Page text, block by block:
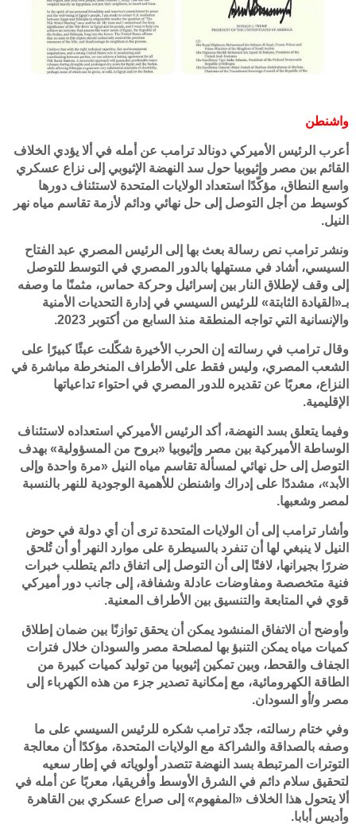
واشنطن
أعرب الرئيس الأميركي دونالد ترامب عن أمله في ألا يؤدي الخلاف
القائم بين مصر وإثيوبيا حول سد النهضة الإثيوبي إلى نزاع عسكري
واسع النطاق، مؤكّدًا استعداد الولايات المتحدة لاستئناف دورها
كوسيط من أجل التوصل إلى حل نهائي ودائم لأزمة تقاسم مياه نهر
النيل.
ونشر ترامب نص رسالة بعث بها إلى الرئيس المصري عبد الفتاح
السيسي، أشاد في مستهلها بالدور المصري في التوسط للتوصل
إلى وقف لإطلاق النار بين إسرائيل وحركة حماس، مثمنًا ما وصفه
بـ«القيادة الثابتة» للرئيس السيسي في إدارة التحديات الأمنية
والإنسانية التي تواجه المنطقة منذ السابع من أكتوبر 2023.
وقال ترامب في رسالته إن الحرب الأخيرة شكّلت عبئًا كبيرًا على
الشعب المصري، وليس فقط على الأطراف المنخرطة مباشرة في
النزاع، معربًا عن تقديره للدور المصري في احتواء تداعياتها
الإقليمية.
وفيما يتعلق بسد النهضة، أكد الرئيس الأميركي استعداده لاستئناف
الوساطة الأميركية بين مصر وإثيوبيا «بروح من المسؤولية» بهدف
التوصل إلى حل نهائي لمسألة تقاسم مياه النيل «مرة واحدة وإلى
الأبد»، مشددًا على إدراك واشنطن للأهمية الوجودية للنهر بالنسبة
لمصر وشعبها.
وأشار ترامب إلى أن الولايات المتحدة ترى أن أي دولة في حوض
النيل لا ينبغي لها أن تنفرد بالسيطرة على موارد النهر أو أن تُلحق
ضررًا بجيرانها، لافتًا إلى أن التوصل إلى اتفاق دائم يتطلب خبرات
فنية متخصصة ومفاوضات عادلة وشفافة، إلى جانب دور أميركي
قوي في المتابعة والتنسيق بين الأطراف المعنية.
وأوضح أن الاتفاق المنشود يمكن أن يحقق توازنًا بين ضمان إطلاق
كميات مياه يمكن التنبؤ بها لمصلحة مصر والسودان خلال فترات
الجفاف والقحط، وبين تمكين إثيوبيا من توليد كميات كبيرة من
الطاقة الكهرومائية، مع إمكانية تصدير جزء من هذه الكهرباء إلى
مصر و/أو السودان.
وفي ختام رسالته، جدّد ترامب شكره للرئيس السيسي على ما
وصفه بالصداقة والشراكة مع الولايات المتحدة، مؤكدًا أن معالجة
التوترات المرتبطة بسد النهضة تتصدر أولوياته في إطار سعيه
لتحقيق سلام دائم في الشرق الأوسط وأفريقيا، معربًا عن أمله في
ألا يتحول هذا الخلاف «المفهوم» إلى صراع عسكري بين القاهرة
وأديس أبابا.